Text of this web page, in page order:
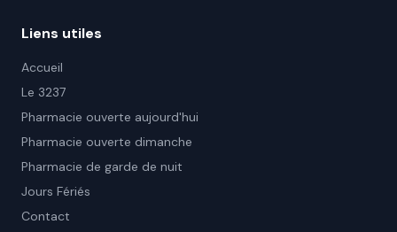
Liens utiles
Accueil
Le 3237
Pharmacie ouverte aujourd'hui
Pharmacie ouverte dimanche
Pharmacie de garde de nuit
Jours Fériés
Contact